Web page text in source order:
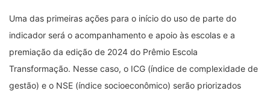
Uma das primeiras ações para o início do uso de parte do
indicador será o acompanhamento e apoio às escolas e a
premiação da edição de 2024 do Prêmio Escola
Transformação. Nesse caso, o ICG (índice de complexidade de
gestão) e o NSE (índice socioeconômico) serão priorizados